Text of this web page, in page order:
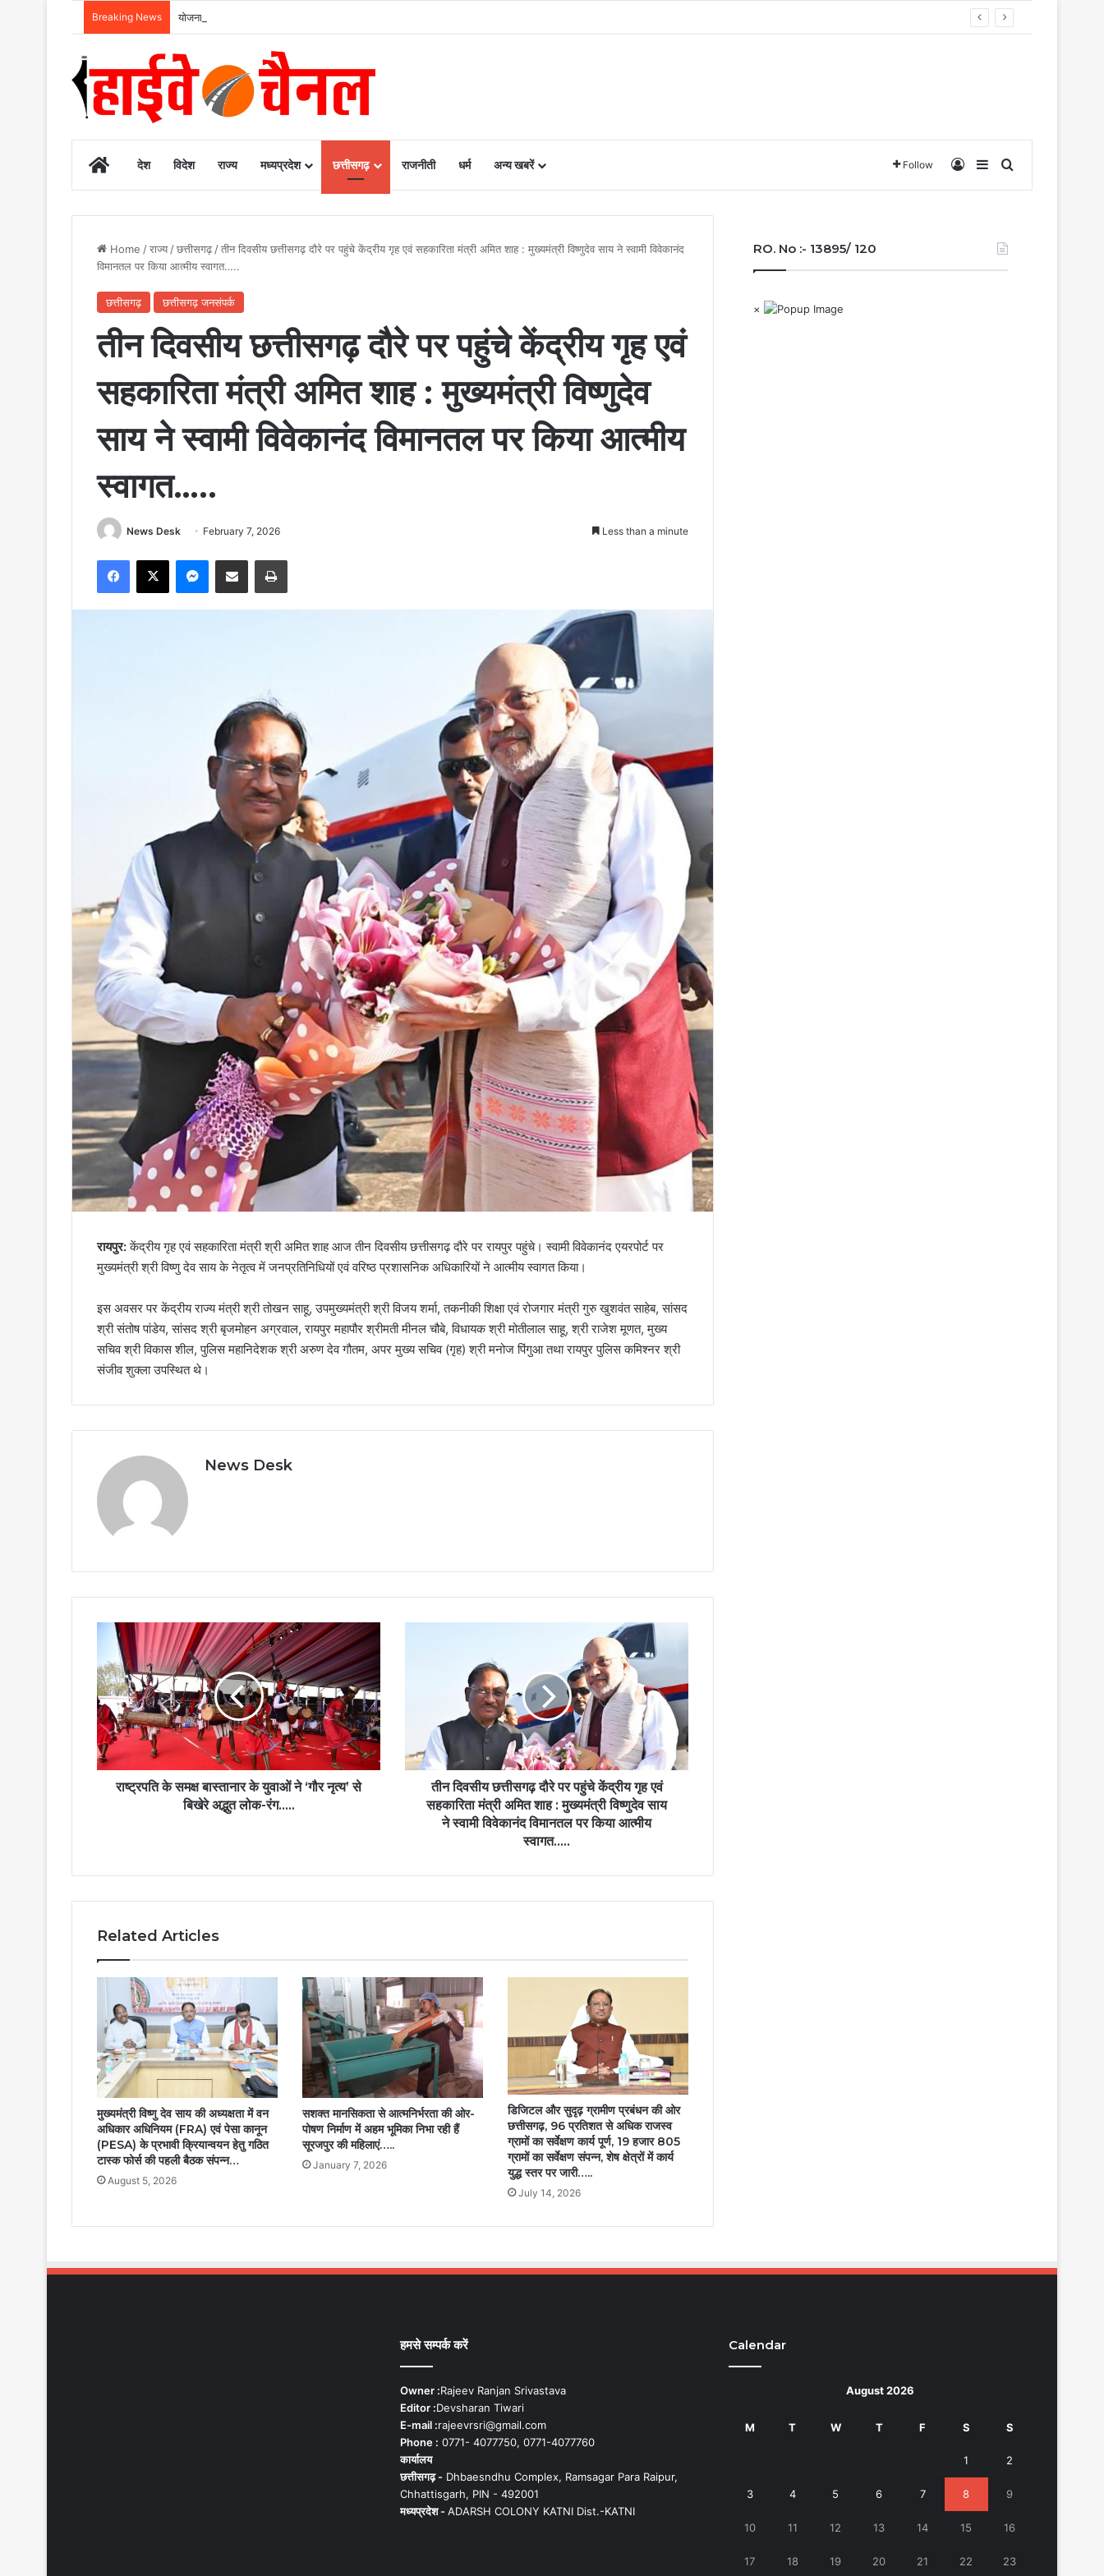
Breaking News योजना, आर्थिक एवं सांख्यिकी विभाग और आईआईएम रायपुर के बीच एमओयू सुशासन, नीति निर्माण और साक्ष्य-आधारित निर्णय प्रणाली को मिलेगा बढ़ावा….
Homeदेश विदेश राज्य मध्यप्रदेश छत्तीसगढ़ राजनीती धर्म अन्य खबरें Follow Log InSidebar
Home /राज्य /छत्तीसगढ़ /तीन दिवसीय छत्तीसगढ़ दौरे पर पहुंचे केंद्रीय गृह एवं सहकारिता मंत्री अमित शाह : मुख्यमंत्री विष्णुदेव साय ने स्वामी विवेकानंद
विमानतल पर किया आत्मीय स्वागत…..
छत्तीसगढ़ छत्तीसगढ़ जनसंपर्क
तीन दिवसीय छत्तीसगढ़ दौरे पर पहुंचे केंद्रीय गृह एवं
सहकारिता मंत्री अमित शाह : मुख्यमंत्री विष्णुदेव
साय ने स्वामी विवेकानंद विमानतल पर किया आत्मीय
स्वागत…..
News Desk February 7, 2026 Less than a minute
Facebook
X Messenger
Share via Email Print
रायपुर:केंद्रीय गृह एवं सहकारिता मंत्री श्री अमित शाह आज तीन दिवसीय छत्तीसगढ़ दौरे पर रायपुर पहुंचे। स्वामी विवेकानंद एयरपोर्ट पर
मुख्यमंत्री श्री विष्णु देव साय के नेतृत्व में जनप्रतिनिधियों एवं वरिष्ठ प्रशासनिक अधिकारियों ने आत्मीय स्वागत किया।
इस अवसर पर केंद्रीय राज्य मंत्री श्री तोखन साहू, उपमुख्यमंत्री श्री विजय शर्मा, तकनीकी शिक्षा एवं रोजगार मंत्री गुरु खुशवंत साहेब, सांसद
श्री संतोष पांडेय, सांसद श्री बृजमोहन अग्रवाल, रायपुर महापौर श्रीमती मीनल चौबे, विधायक श्री मोतीलाल साहू, श्री राजेश मूणत, मुख्य
सचिव श्री विकास शील, पुलिस महानिदेशक श्री अरुण देव गौतम, अपर मुख्य सचिव (गृह) श्री मनोज पिंगुआ तथा रायपुर पुलिस कमिश्नर श्री
संजीव शुक्ला उपस्थित थे।
News Desk
राष्ट्रपति
समक्ष
बास्तानार
के
युवाओं
ने
‘गौर
नृत्य’
राष्ट्रपति के समक्ष बास्तानार के युवाओं ने ‘गौर नृत्य’ से
बिखेरे अद्भुत लोक-रंग…..
केंद्रीय
गृह
एवं
सहकारिता
साय
विवेकानंद
विमानतल
पर
किया
आत्मीय
स्वागत…..
तीन दिवसीय छत्तीसगढ़ दौरे पर पहुंचे केंद्रीय गृह एवं
सहकारिता मंत्री अमित शाह : मुख्यमंत्री विष्णुदेव साय
ने स्वामी विवेकानंद विमानतल पर किया आत्मीय
स्वागत…..
Related Articles
मुख्यमंत्री विष्णु देव साय की अध्यक्षता में वन
अधिकार अधिनियम (FRA) एवं पेसा कानून
(PESA) के प्रभावी क्रियान्वयन हेतु गठित
टास्क फोर्स की पहली बैठक संपन्न…
August 5, 2026
सशक्त मानसिकता से आत्मनिर्भरता की ओर-
पोषण निर्माण में अहम भूमिका निभा रही हैं
सूरजपुर की महिलाएं…..
January 7, 2026
डिजिटल और सुदृढ़ ग्रामीण प्रबंधन की ओर
छत्तीसगढ़, 96 प्रतिशत से अधिक राजस्व
ग्रामों का सर्वेक्षण कार्य पूर्ण, 19 हजार 805
ग्रामों का सर्वेक्षण संपन्न, शेष क्षेत्रों में कार्य
युद्ध स्तर पर जारी…..
July 14, 2026
RO. No :- 13895/ 120
×
हमसे सम्पर्क करें
Owner :Rajeev Ranjan Srivastava
Editor :Devsharan Tiwari
E-mail :rajeevrsri@gmail.com
Phone : 0771- 4077750, 0771-4077760
कार्यालय
छत्तीसगढ़ -Dhbaesndhu Complex, Ramsagar Para Raipur,
Chhattisgarh, PIN - 492001
मध्यप्रदेश -ADARSH COLONY KATNI Dist.-KATNI
Calendar
August 2026
M T W T F S S
1 2
3 4 5 6 7 8 9
10 11 12 13 14 15 16
17 18 19 20 21 22 23